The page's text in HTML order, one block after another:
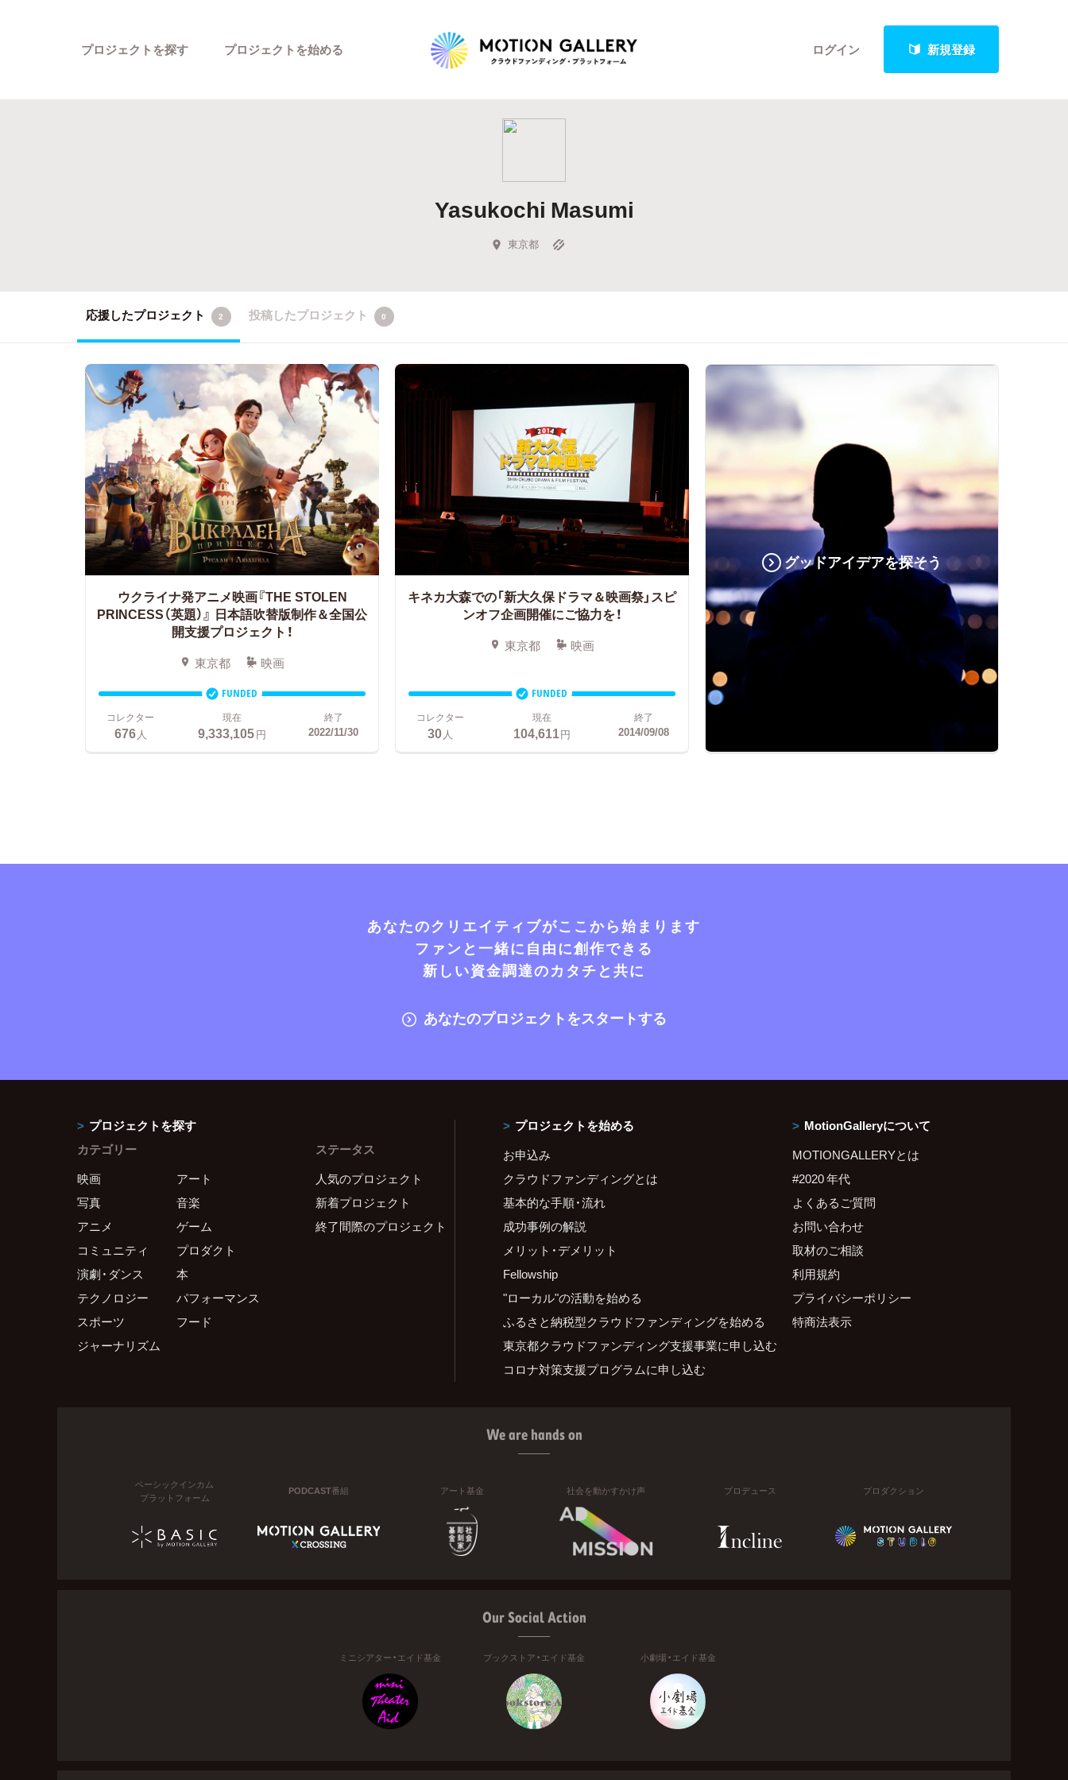
ログイン 新規登録
プロジェクトを探す
Highlight
Feature
キュレーターから探す
プロジェクトを始める
Yasukochi Masumi
東京都
応援したプロジェクト 2 投稿したプロジェクト 0
ウクライナ発アニメ映画『THE STOLEN
PRINCESS（英題）』 日本語吹替版制作＆全国公
開支援プロジェクト！
東京都 映画
FUNDED
コレクター
676人
現在
9,333,105円
終了
2022/11/30
キネカ大森での「新大久保ドラマ＆映画祭」スピ
ンオフ企画開催にご協力を！
東京都 映画
FUNDED
コレクター
30人
現在
104,611円
終了
2014/09/08
グッドアイデアを探そう
あなたのクリエイティブがここから始まります
ファンと一緒に自由に創作できる
新しい資金調達のカタチと共に
あなたのプロジェクトをスタートする
プロジェクトを探す
カテゴリー
映画
アート
写真
音楽
アニメ
ゲーム
コミュニティ
プロダクト
演劇・ダンス
本
テクノロジー
パフォーマンス
スポーツ
フード
ジャーナリズム
ステータス
人気のプロジェクト
新着プロジェクト
終了間際のプロジェクト
プロジェクトを始める
お申込み
クラウドファンディングとは
基本的な手順・流れ
成功事例の解説
メリット・デメリット
Fellowship
"ローカル"の活動を始める
ふるさと納税型クラウドファンディングを始める
東京都クラウドファンディング支援事業に申し込む
コロナ対策支援プログラムに申し込む
MotionGalleryについて
MOTIONGALLERYとは
#2020 年代
よくあるご質問
お問い合わせ
取材のご相談
利用規約
プライバシーポリシー
特商法表示
We are hands on
ベーシックインカム
プラットフォーム
PODCAST番組 アート基金 社会を動かすかけ声 プロデュース プロダクション
Our Social Action
ミニシアター・エイド基金 ブックストア・エイド基金 小劇場・エイド基金